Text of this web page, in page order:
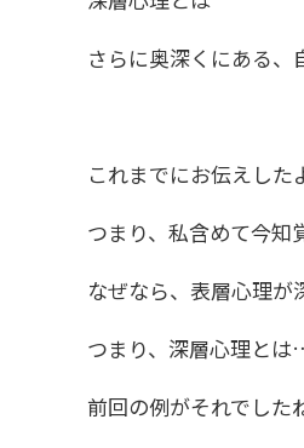
さらに奥深くにある、
これまでにお伝えした
つまり、私含めて今知
なぜなら、表層心理が
つまり、深層心理とは
前回の例がそれでした